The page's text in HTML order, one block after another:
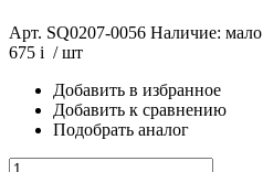
Арт. SQ0207-0056 Наличие: мало
675 i / шт
Добавить в избранное
Добавить к сравнению
Подобрать аналог